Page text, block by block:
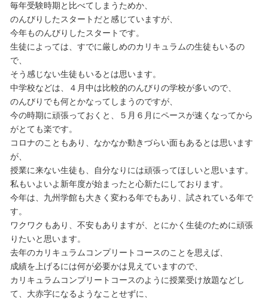
毎年受験時期と比べてしまうためか、
のんびりしたスタートだと感じていますが、
今年ものんびりしたスタートです。
生徒によっては、すでに厳しめのカリキュラムの生徒もいるの
で、
そう感じない生徒もいるとは思います。
中学校などは、４月中は比較的のんびりの学校が多いので、
のんびりでも何とかなってしまうのですが、
今の時期に頑張っておくと、５月６月にペースが速くなってから
がとても楽です。
コロナのこともあり、なかなか動きづらい面もあるとは思います
が、
授業に来ない生徒も、自分なりには頑張ってほしいと思います。
私もいよいよ新年度が始まったと心新たにしております。
今年は、九州学館も大きく変わる年でもあり、試されている年で
す。
ワクワクもあり、不安もありますが、とにかく生徒のために頑張
りたいと思います。
去年のカリキュラムコンプリートコースのことを思えば、
成績を上げるには何が必要かは見えていますので、
カリキュラムコンプリートコースのように授業受け放題などし
て、大赤字になるようなことせずに、